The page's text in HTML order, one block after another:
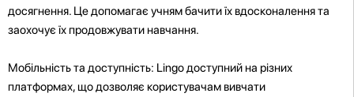
досягнення. Це допомагає учням бачити їх вдосконалення та
заохочує їх продовжувати навчання.
Мобільність та доступність: Lingo доступний на різних
платформах, що дозволяє користувачам вивчати